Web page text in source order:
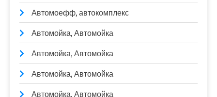
Автомоефф, автокомплекс
Автомойка, Автомойка
Автомойка, Автомойка
Автомойка, Автомойка
Автомойка, Автомойка